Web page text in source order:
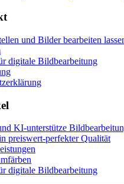
und Bilder bearbeiten
digitale Bildbearbeitung
KI-unterstütze
preiswert-perfekter Qualität
digitale Bildbearbeitung